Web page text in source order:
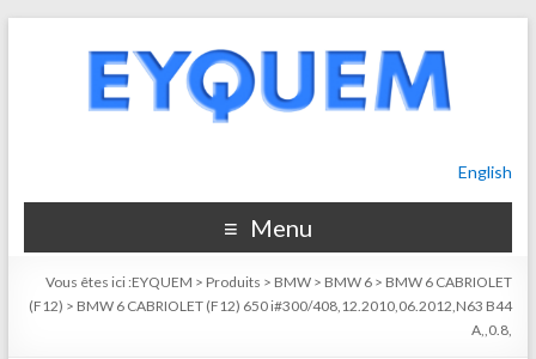
English
Menu
Vous êtes ici :EYQUEM > Produits > BMW > BMW 6 > BMW 6 CABRIOLET
(F12) > BMW 6 CABRIOLET (F12) 650 i#300/408,12.2010,06.2012,N63 B44
A,,0.8,